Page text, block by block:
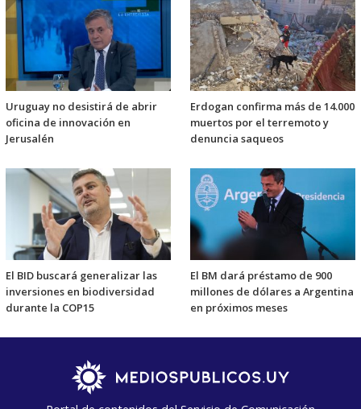
Uruguay no desistirá de abrir
oficina de innovación en
Jerusalén
Erdogan confirma más de 14.000
muertos por el terremoto y
denuncia saqueos
El BID buscará generalizar las
inversiones en biodiversidad
durante la COP15
El BM dará préstamo de 900
millones de dólares a Argentina
en próximos meses